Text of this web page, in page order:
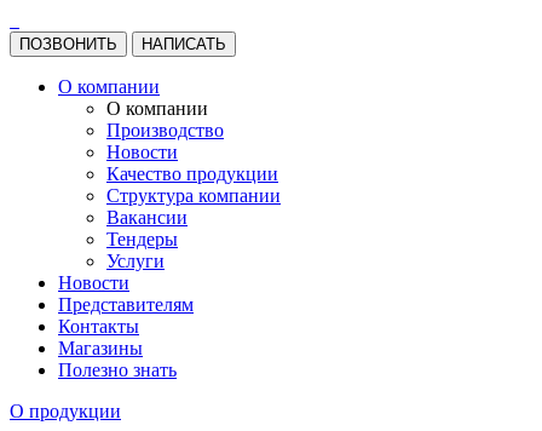
ПОЗВОНИТЬ НАПИСАТЬ
О компании
О компании
Производство
Новости
Качество продукции
Структура компании
Вакансии
Тендеры
Услуги
Новости
Представителям
Контакты
Магазины
Полезно знать
О продукции